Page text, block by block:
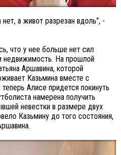
а живот разрезан вдоль", -
что у нее больше нет сил
недвижимость. На прошлой
Аршавина, которой
Казьмина вместе с
Алисе придется покинуть
намерена получить
невестки в размере двух
Казьмину до того состояния,